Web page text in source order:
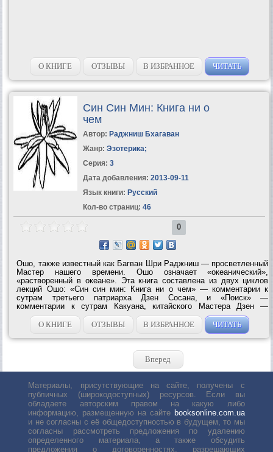
О КНИГЕ ОТЗЫВЫ В ИЗБРАННОЕ ЧИТАТЬ
Син Син Мин: Книга ни о
чем
Автор: Раджниш Бхагаван
Жанр: Эзотерика;
Серия: 3
Дата добавления: 2013-09-11
Язык книги: Русский
Кол-во страниц: 46
0
Ошо, также известный как Багван Шри Раджниш — просветленный
Мастер нашего времени. Ошо означает «океанический»,
«растворенный в океане». Эта книга составлена из двух циклов
лекций Ошо: «Син син мин: Книга ни о чем» — комментарии к
сутрам третьего патриарха Дзен Сосана, и «Поиск» —
комментарии к сутрам Какуана, китайского Мастера Дзен —
десять лекций, основанных на книге «Десять быков Дзен» и
вопросах искателей, прочитанные Ошо с...
О КНИГЕ ОТЗЫВЫ В ИЗБРАННОЕ ЧИТАТЬ
Вперед
Материалы, присутствующие на сайте, получены с
публичных (широкодоступных) ресурсов. Если вы
обладаете авторским правом на какую либо
информацию, размещенную на сайте booksonline.com.ua
и не согласны с её общедоступностью в будущем, то мы
согласны рассмотреть предложения по удалению
определенного материала, а также обсудить
предложения о договоренностях, разрешающих